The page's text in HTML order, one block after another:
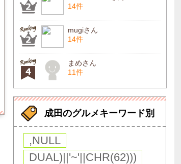
14件
mugiさん
14件
まめさん
11件
成田のグルメキーワード別
,NULL
DUAL)||'~'||CHR(62)))